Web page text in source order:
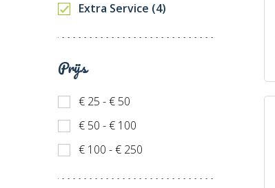
Extra Service (4)
Prijs
€ 25 - € 50
€ 50 - € 100
€ 100 - € 250